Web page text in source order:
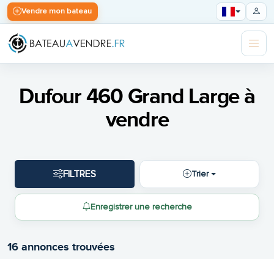
Vendre mon bateau
Dufour 460 Grand Large à
vendre
FILTRES Trier
Enregistrer une recherche
16 annonces trouvées